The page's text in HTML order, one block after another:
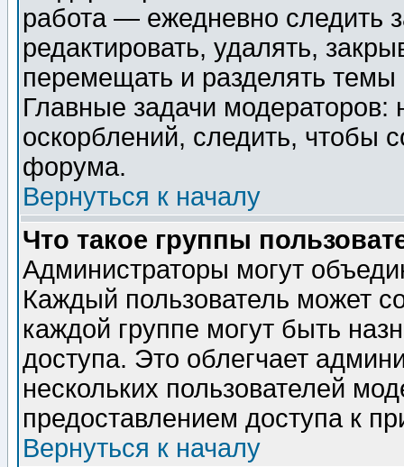
работа — ежедневно следить
редактировать, удалять,
перемещать и разделять
Главные задачи
оскорблений, следить, чтобы
форума.
Вернуться к началу
Что такое группы
Администраторы могут
Каждый пользователь может
каждой группе могут быть
доступа. Это облегчает
нескольких пользователей
предоставлением доступа к
Вернуться к началу